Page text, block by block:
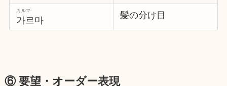
가르마
カルマ 髪の分け目
⑥ 要望・オーダー表現